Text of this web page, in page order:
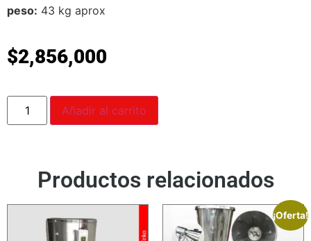
peso: 43 kg aprox
$2,856,000
Añadir al carrito
Productos relacionados
¡Oferta!